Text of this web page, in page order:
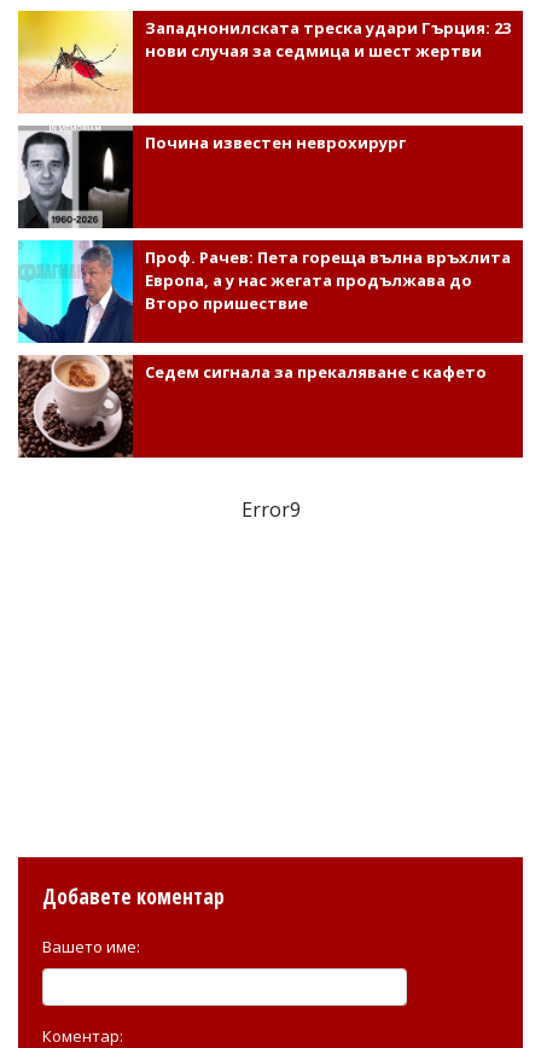
Западнонилската треска удари Гърция: 23
нови случая за седмица и шест жертви
Почина известен неврохирург
Проф. Рачев: Пета гореща вълна връхлита
Европа, а у нас жегата продължава до
Второ пришествие
Седем сигнала за прекаляване с кафето
Error9
Добавете коментар
Вашето име:
Коментар: